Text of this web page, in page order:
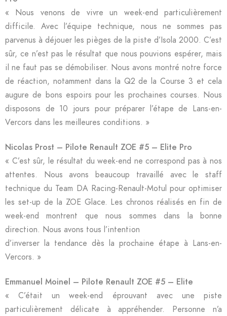
« Nous venons de vivre un week-end particulièrement
difficile. Avec l’équipe technique, nous ne sommes pas
parvenus à déjouer les pièges de la piste d’Isola 2000. C’est
sûr, ce n’est pas le résultat que nous pouvions espérer, mais
il ne faut pas se démobiliser. Nous avons montré notre force
de réaction, notamment dans la Q2 de la Course 3 et cela
augure de bons espoirs pour les prochaines courses. Nous
disposons de 10 jours pour préparer l’étape de Lans-en-
Vercors dans les meilleures conditions. »
Nicolas Prost – Pilote Renault ZOE #5 – Elite Pro
« C’est sûr, le résultat du week-end ne correspond pas à nos
attentes. Nous avons beaucoup travaillé avec le staff
technique du Team DA Racing-Renault-Motul pour optimiser
les set-up de la ZOE Glace. Les chronos réalisés en fin de
week-end montrent que nous sommes dans la bonne
direction. Nous avons tous l’intention
d’inverser la tendance dès la prochaine étape à Lans-en-
Vercors. »
Emmanuel Moinel – Pilote Renault ZOE #5 – Elite
« C’était un week-end éprouvant avec une piste
particulièrement délicate à appréhender. Personne n’a